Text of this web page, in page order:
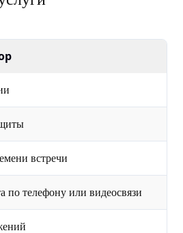
встречи
по телефону или видеосвязи